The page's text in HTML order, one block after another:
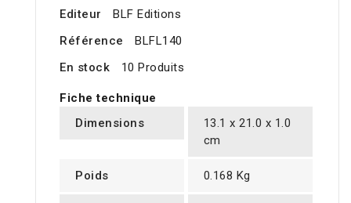
Editeur
BLF Editions
Référence
BLFL140
En stock
10 Produits
Fiche technique
Dimensions
13.1 x 21.0 x 1.0
cm
Poids 0.168 Kg